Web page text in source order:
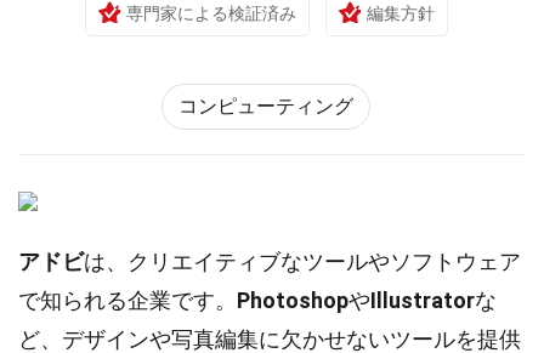
専門家による検証済み 編集方針
コンピューティング
アドビは、クリエイティブなツールやソフトウェア
で知られる企業です。 PhotoshopやIllustratorな
ど、デザインや写真編集に欠かせないツールを提供